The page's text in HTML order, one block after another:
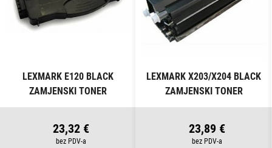
LEXMARK E120 BLACK
ZAMJENSKI TONER
23,32 €
LEXMARK X203/X204 BLACK
ZAMJENSKI TONER
23,89 €